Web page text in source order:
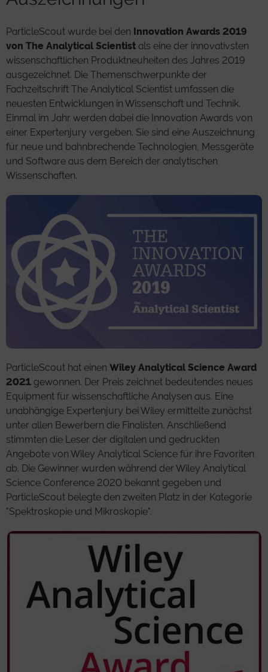
ParticleScout wurde bei den Innovation Awards 2019
von The Analytical Scientist als eine der innovativsten
wissenschaftlichen Produktneuheiten des Jahres 2019
ausgezeichnet. Die Themenschwerpunkte der
Fachzeitschrift The Analytical Scientist umfassen die
neuesten Entwicklungen in Wissenschaft und Technik.
Einmal im Jahr werden dabei die Innovation Awards von
einer Expertenjury vergeben. Sie sind eine Auszeichnung
für neue und bahnbrechende Technologien, Messgeräte
und Software aus dem Bereich der analytischen
Wissenschaften.
ParticleScout hat einen Wiley Analytical Science Award
2021 gewonnen. Der Preis zeichnet bedeutendes neues
Equipment für wissenschaftliche Analysen aus. Eine
unabhängige Expertenjury bei Wiley ermittelte zunächst
unter allen Bewerbern die Finalisten. Anschließend
stimmten die Leser der digitalen und gedruckten
Angebote von Wiley Analytical Science für ihre Favoriten
ab. Die Gewinner wurden während der Wiley Analytical
Science Conference 2020 bekannt gegeben und
ParticleScout belegte den zweiten Platz in der Kategorie
"Spektroskopie und Mikroskopie".